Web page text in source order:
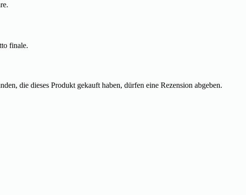
finale.
die dieses Produkt gekauft haben, dürfen eine Rezension abgeben.